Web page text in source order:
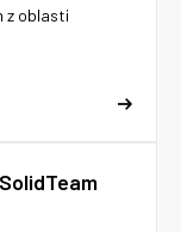
z oblasti